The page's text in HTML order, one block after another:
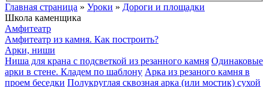
Главная страница » Уроки » Дороги и площадки
Школа каменщика
Амфитеатр
Амфитеатр из камня. Как построить?
Арки, ниши
Ниша для крана с подсветкой из резанного камня Одинаковые
арки в стене. Кладем по шаблону Арка из резаного камня в
проем беседки Полукруглая сквозная арка (или мостик) сухой